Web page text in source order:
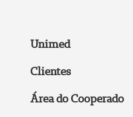
Unimed
Clientes
Área do Cooperado